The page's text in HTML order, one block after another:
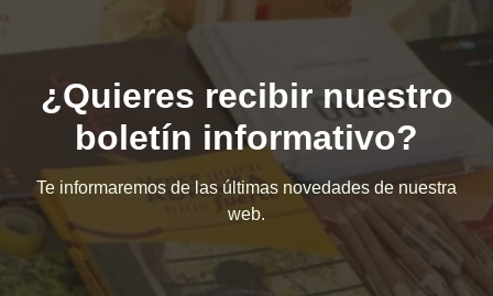
¿Quieres recibir nuestro
boletín informativo?
Te informaremos de las últimas novedades de nuestra
web.